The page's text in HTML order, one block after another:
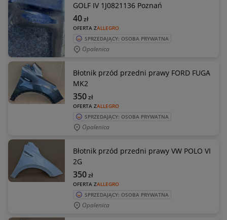
GOLF IV 1J0821136 Poznań
OFERTA ZALLEGRO
40zł
SPRZEDAJĄCY: OSOBA PRYWATNA
Opalenica
Błotnik przód przedni prawy FORD FUGA
MK2
OFERTA ZALLEGRO
350zł
SPRZEDAJĄCY: OSOBA PRYWATNA
Opalenica
Błotnik przód przedni prawy VW POLO VI
2G
OFERTA ZALLEGRO
350zł
SPRZEDAJĄCY: OSOBA PRYWATNA
Opalenica